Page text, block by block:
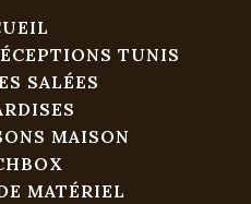
TUNIS
SALÉES
MAISON
MATÉRIEL